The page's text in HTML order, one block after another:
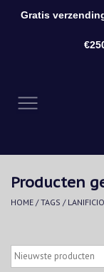
Kleding
Accessoires
Producten
HOME /TAGS /
Gratis